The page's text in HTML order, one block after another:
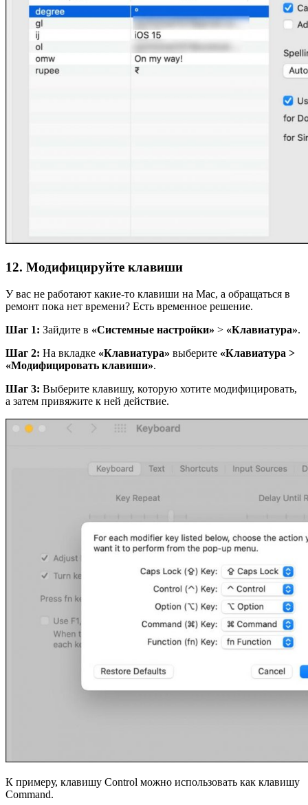
12. Модифицируйте клавиши
У вас не работают какие-то клавиши на Mac, а обращаться в
ремонт пока нет времени? Есть временное решение.
Шаг 1: Зайдите в «Системные настройки» > «Клавиатура».
Шаг 2: На вкладке «Клавиатура» выберите «Клавиатура >
«Модифицировать клавиши».
Шаг 3: Выберите клавишу, которую хотите модифицировать,
а затем привяжите к ней действие.
К примеру, клавишу Control можно использовать как клавишу
Command.